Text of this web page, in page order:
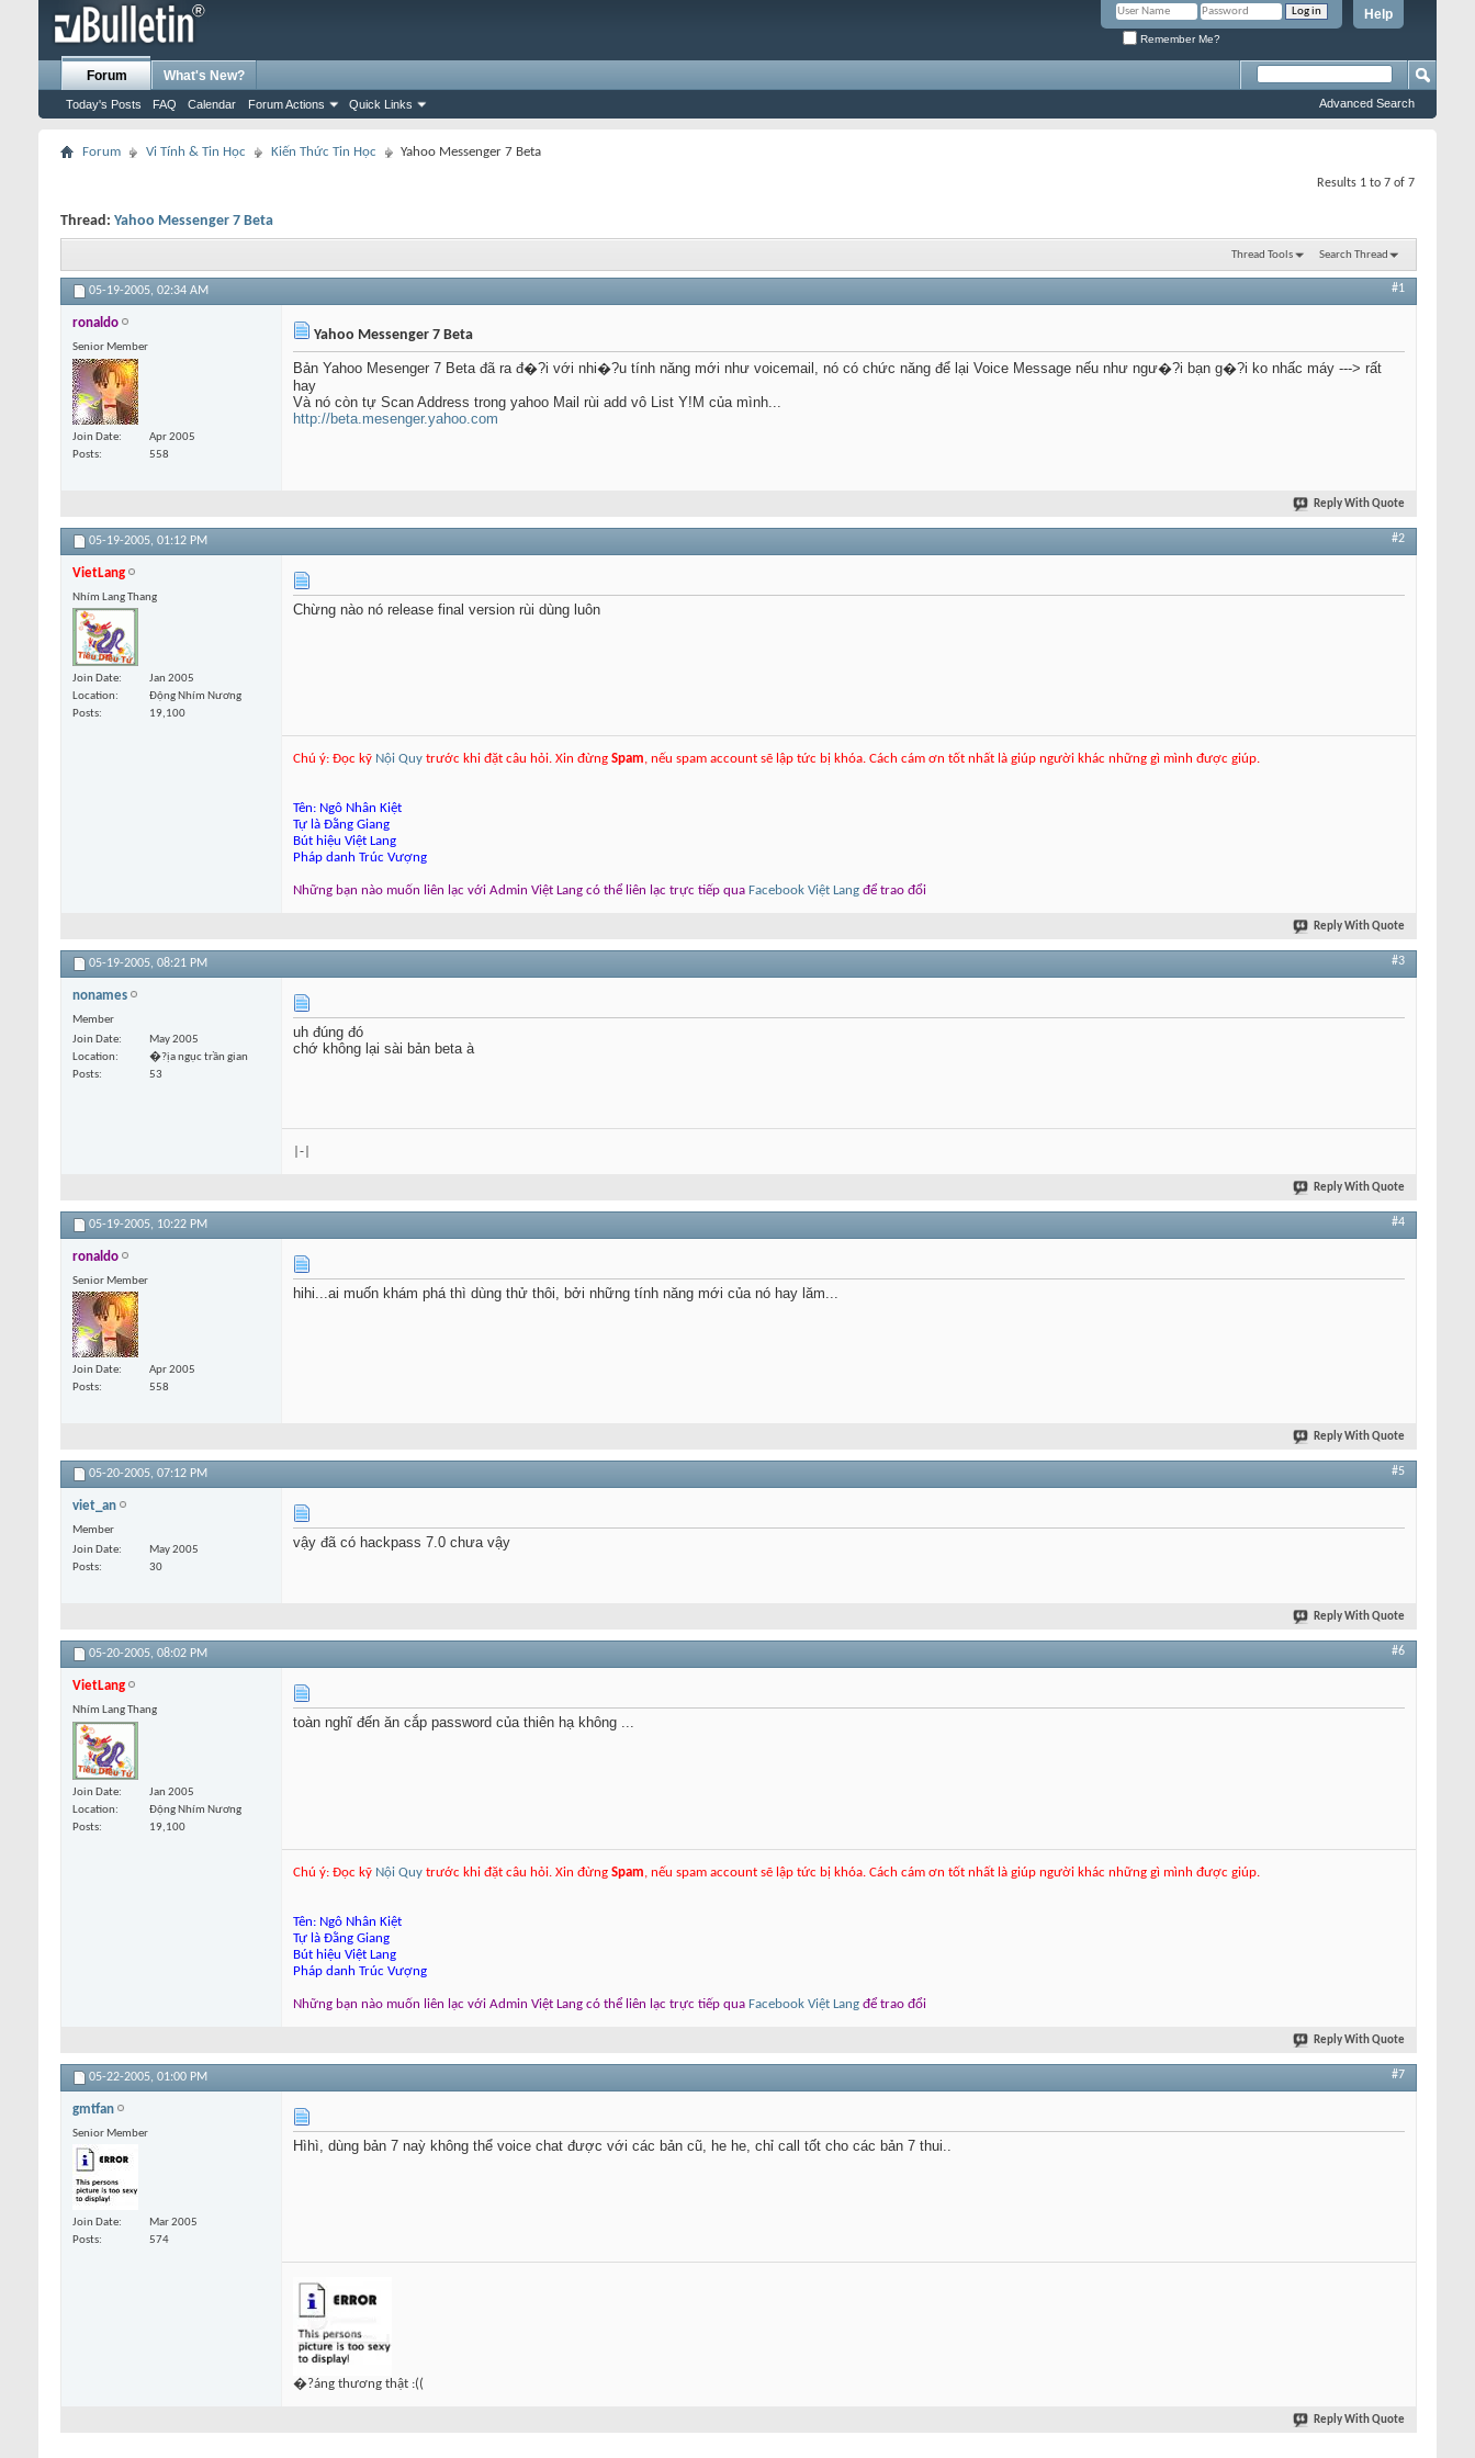
Help
Remember Me?
Forum
Today's Posts FAQ Calendar Forum Actions Quick Links
What's New?
Advanced Search
Forum Vi Tính & Tin Học Kiến Thức Tin Học Yahoo Messenger 7 Beta
Results 1 to 7 of 7
Thread: Yahoo Messenger 7 Beta
Thread Tools Search Thread
05-19-2005, 02:34 AM #1
ronaldo
Senior Member
Join Date
Apr 2005
Posts
558
Yahoo Messenger 7 Beta
Bản Yahoo Mesenger 7 Beta đã ra đ�?i với nhi�?u tính năng mới như voicemail, nó có chức năng để lại Voice Message nếu như ngư�?i bạn g�?i ko nhấc máy ---> rất
hay
Và nó còn tự Scan Address trong yahoo Mail rùi add vô List Y!M của mình...
http://beta.mesenger.yahoo.com
Reply With Quote
05-19-2005, 01:12 PM #2
VietLang
Nhím Lang Thang
Join Date
Jan 2005
Location
Động Nhím Nương
Posts
19,100
Chừng nào nó release final version rùi dùng luôn
Chú ý: Đọc kỹ Nội Quy trước khi đặt câu hỏi. Xin đừng Spam, nếu spam account sẽ lập tức bị khóa. Cách cám ơn tốt nhất là giúp người khác những gì mình được giúp.
Tên: Ngô Nhân Kiệt
Tự là Đằng Giang
Bút hiệu Việt Lang
Pháp danh Trúc Vượng
Những bạn nào muốn liên lạc với Admin Việt Lang có thể liên lạc trực tiếp qua Facebook Việt Lang để trao đổi
Reply With Quote
05-19-2005, 08:21 PM #3
nonames
Member
Join Date
May 2005
Location
�?ịa ngục trần gian
Posts
53
uh đúng đó
chớ không lại sài bản beta à
|-|
Reply With Quote
05-19-2005, 10:22 PM #4
ronaldo
Senior Member
Join Date
Apr 2005
Posts
558
hihi...ai muốn khám phá thì dùng thử thôi, bởi những tính năng mới của nó hay lăm...
Reply With Quote
05-20-2005, 07:12 PM #5
viet_an
Member
Join Date
May 2005
Posts
30
vậy đã có hackpass 7.0 chưa vậy
Reply With Quote
05-20-2005, 08:02 PM #6
VietLang
Nhím Lang Thang
Join Date
Jan 2005
Location
Động Nhím Nương
Posts
19,100
toàn nghĩ đến ăn cắp password của thiên hạ không ...
Chú ý: Đọc kỹ Nội Quy trước khi đặt câu hỏi. Xin đừng Spam, nếu spam account sẽ lập tức bị khóa. Cách cám ơn tốt nhất là giúp người khác những gì mình được giúp.
Tên: Ngô Nhân Kiệt
Tự là Đằng Giang
Bút hiệu Việt Lang
Pháp danh Trúc Vượng
Những bạn nào muốn liên lạc với Admin Việt Lang có thể liên lạc trực tiếp qua Facebook Việt Lang để trao đổi
Reply With Quote
05-22-2005, 01:00 PM #7
gmtfan
Senior Member
Join Date
Mar 2005
Posts
574
Hìhì, dùng bản 7 naỳ không thể voice chat được với các bản cũ, he he, chỉ call tốt cho các bản 7 thui..
�?áng thương thật :((
Reply With Quote